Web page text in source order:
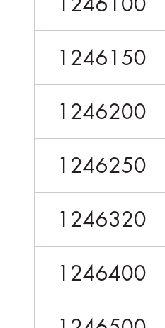
1246150
1246200
1246250
1246320
1246400